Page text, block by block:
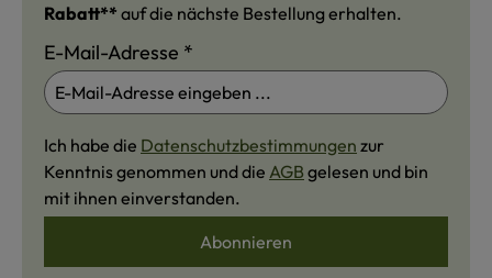
Rabatt** auf die nächste Bestellung erhalten.
E-Mail-Adresse *
Ich habe die Datenschutzbestimmungen zur
Kenntnis genommen und die AGB gelesen und bin
mit ihnen einverstanden.
Abonnieren